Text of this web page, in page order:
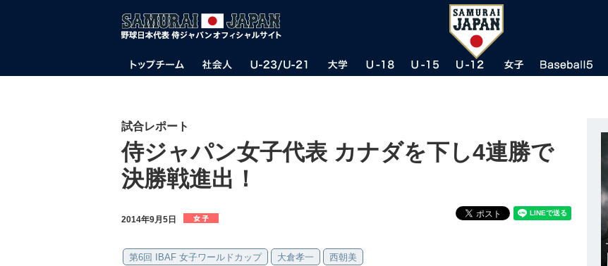
試合レポート
侍ジャパン女子代表 カナダを下し4連勝で
決勝戦進出！
2014年9月5日
第6回 IBAF 女子ワールドカップ 大倉孝一 西朝美